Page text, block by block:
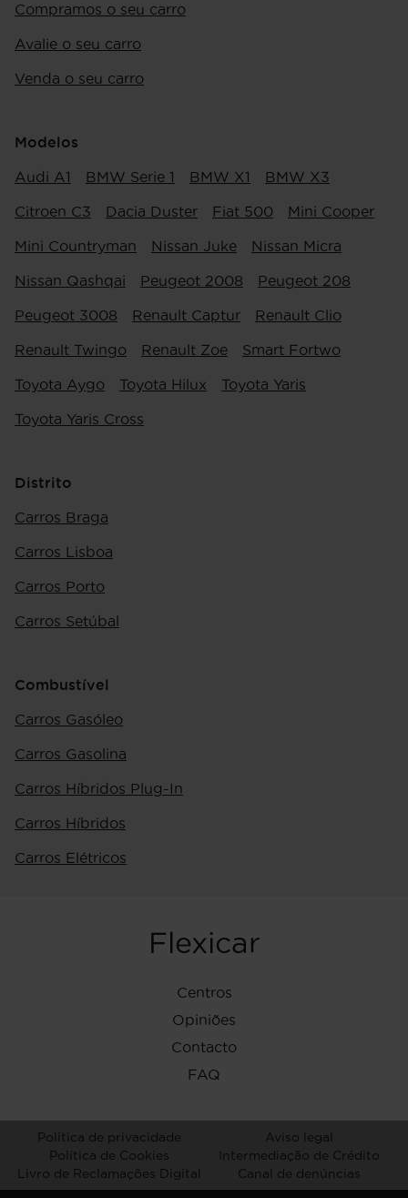
Compramos o seu carro
Avalie o seu carro
Venda o seu carro
Modelos
Audi A1 BMW Serie 1 BMW X1 BMW X3
Citroen C3 Dacia Duster Fiat 500 Mini Cooper
Mini Countryman Nissan Juke Nissan Micra
Nissan Qashqai Peugeot 2008 Peugeot 208
Peugeot 3008 Renault Captur Renault Clio
Renault Twingo Renault Zoe Smart Fortwo
Toyota Aygo Toyota Hilux Toyota Yaris
Toyota Yaris Cross
Distrito
Carros Braga
Carros Lisboa
Carros Porto
Carros Setúbal
Combustível
Carros Gasóleo
Carros Gasolina
Carros Híbridos Plug-In
Carros Híbridos
Carros Elétricos
Flexicar
Centros
Opiniões
Contacto
FAQ
Politica de privacidade
Aviso legal
Política de Cookies
Intermediação de Crédito
Livro de Reclamações Digital
Canal de denúncias